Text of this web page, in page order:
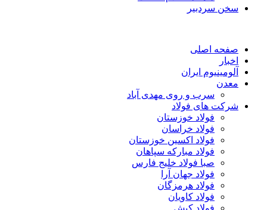
سخن سردبیر
صفحه اصلی
اخبار
آلومینیوم ایران
معدن
سرب و روی مهدی آباد
شرکت های فولاد
فولاد خوزستان
فولاد خراسان
فولاد اکسین خوزستان
فولاد مبارکه سپاهان
صبا فولاد خلیج فارس
فولاد جهان آرا
فولاد هرمزگان
فولاد کاویان
فولاد کیش